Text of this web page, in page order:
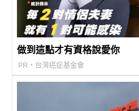
做到這點才有資格說愛你
PR・台灣癌症基金會